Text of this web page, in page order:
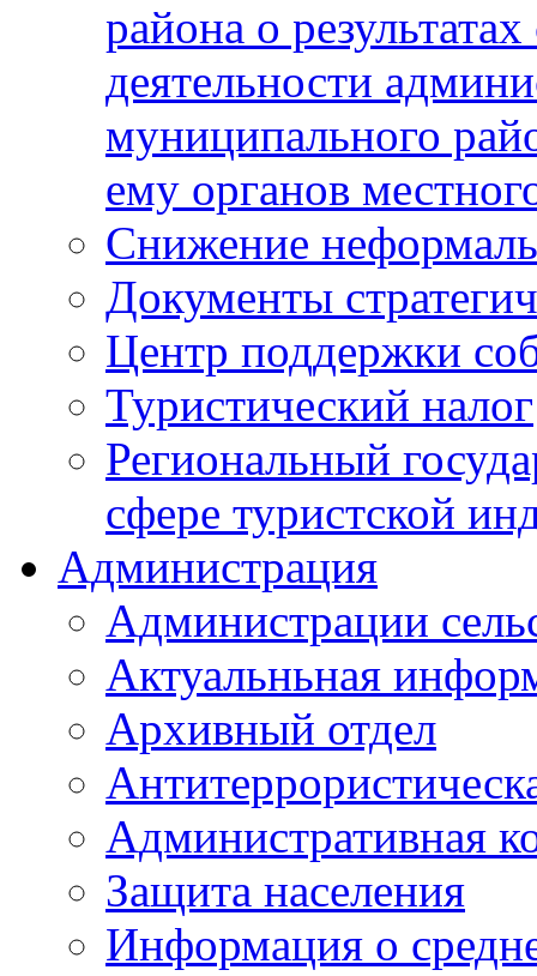
района о
деятельности
муниципального
ему органов
Снижение
Документы
Центр поддержки
Туристический налог
Региональный
сфере туристской
Администрация
Администрации
Актуальньная
Архивный отдел
Административная
Защита населения
Информация о